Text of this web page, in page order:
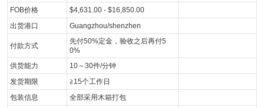
FOB价格
$4,631.00 - $16,850.00
出货港口
Guangzhou/shenzhen
付款方式
先付50%定金，验收之后再付5
0%
供货能力
10～30件/分钟
发货期限
≧15个工作日
包装信息
全部采用木箱打包